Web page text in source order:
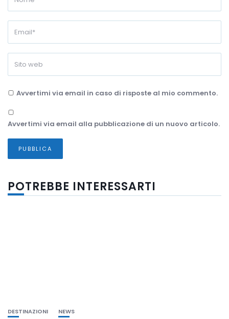
Avvertimi via email in caso di risposte al mio commento.
Avvertimi via email alla pubblicazione di un nuovo articolo.
POTREBBE INTERESSARTI
DESTINAZIONI NEWS